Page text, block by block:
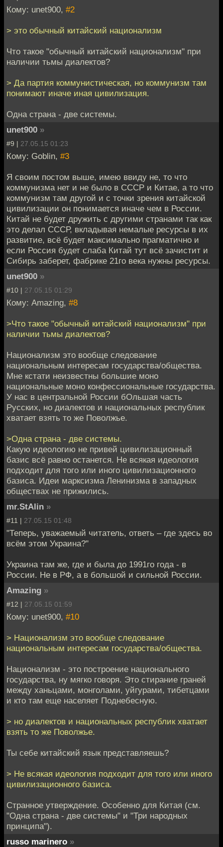
Кому: unet900, #2
> это обычный китайский национализм
Что такое "обычный китайский национализм" при
наличии тьмы диалектов?
> Да партия коммунистическая, но коммунизм там
понимают иначе иная цивилизация.
Одна страна - две системы.
unet900 »
#9 | 27.05.15 01:23
Кому: Goblin, #3
Я своим постом выше, имею ввиду не, то что
коммунизма нет и не было в СССР и Китае, а то что
коммунизм там другой и с точки зрения китайской
цивилизации он понимается иначе чем в России.
Китай не будет дружить с другими странами так как
это делал СССР, вкладывая немалые ресурсы в их
развитие, всё будет максимально прагматично и
если Россия будет слаба Китай тут всё зачистит и
Сибирь заберет, фабрике 21го века нужны ресурсы.
unet900 »
#10 | 27.05.15 01:29
Кому: Amazing, #8
>Что такое "обычный китайский национализм" при
наличии тьмы диалектов?
Национализм это вообще следование
национальным интересам государства/общества.
Мне кстати неизвестны большие моно
национальные моно конфессиональные государства.
У нас в центральной России бОльшая часть
Русских, но диалектов и национальных республик
хватает взять то же Поволжье.
>Одна страна - две системы.
Какую идеологию не привей цивилизационный
базис всё равно останется. Не всякая идеология
подходит для того или иного цивилизационного
базиса. Идеи марксизма Ленинизма в западных
обществах не прижились.
mr.StAlin »
#11 | 27.05.15 01:48
"Теперь, уважаемый читатель, ответь – где здесь во
всём этом Украина?"
Украина там же, где и была до 1991го года - в
России. Не в РФ, а в большой и сильной России.
Amazing »
#12 | 27.05.15 01:59
Кому: unet900, #10
> Национализм это вообще следование
национальным интересам государства/общества.
Национализм - это построение национального
государства, ну мягко говоря. Это стирание граней
между ханьцами, монголами, уйгурами, тибетцами
и кто там еще населяет Поднебесную.
> но диалектов и национальных республик хватает
взять то же Поволжье.
Ты себе китайский язык представляешь?
> Не всякая идеология подходит для того или иного
цивилизационного базиса.
Странное утверждение. Особенно для Китая (см.
"Одна страна - две системы" и "Три народных
принципа").
russo marinero »